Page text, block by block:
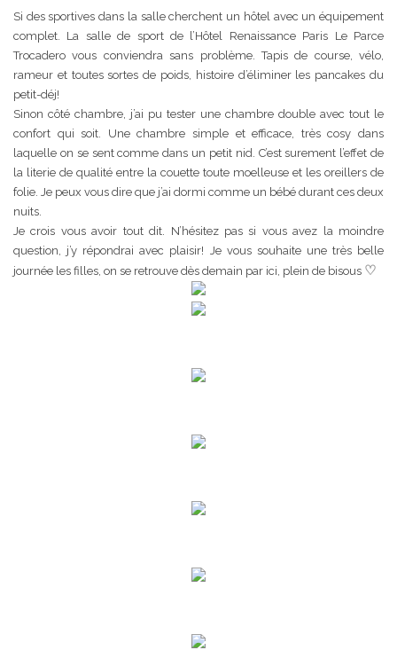
Si des sportives dans la salle cherchent un hôtel avec un équipement
complet. La salle de sport de l’Hôtel Renaissance Paris Le Parce
Trocadero vous conviendra sans problème. Tapis de course, vélo,
rameur et toutes sortes de poids, histoire d’éliminer les pancakes du
petit-déj!
Sinon côté chambre, j’ai pu tester une chambre double avec tout le
confort qui soit. Une chambre simple et efficace, très cosy dans
laquelle on se sent comme dans un petit nid. C’est surement l’effet de
la literie de qualité entre la couette toute moelleuse et les oreillers de
folie. Je peux vous dire que j’ai dormi comme un bébé durant ces deux
nuits.
Je crois vous avoir tout dit. N’hésitez pas si vous avez la moindre
question, j’y répondrai avec plaisir! Je vous souhaite une très belle
journée les filles, on se retrouve dès demain par ici, plein de bisous ♡